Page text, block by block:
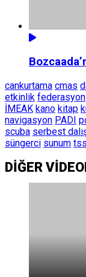
cankurtama cmas
etkinlik federasyon
İMEAK kano kitap
navigasyon PADI
scuba serbest
süngerci sunum
DİĞER